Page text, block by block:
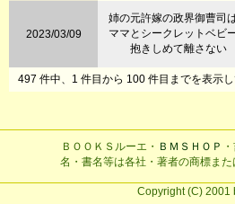
2023/03/09
姉の元許嫁の政界御曹司
ママとシークレットベビ
抱きしめて離さない
497 件中、1 件目から 100 件目までを表示
ＢＯＯＫＳルーエ・ ＢＭＳＨＯＰ
名・書名等は各社・著者の商標ま
Copyright (C) 2001